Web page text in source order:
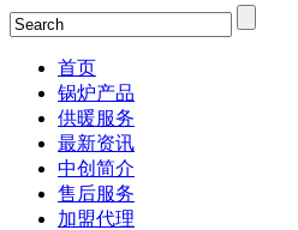
首页
锅炉产品
供暖服务
最新资讯
中创简介
售后服务
加盟代理